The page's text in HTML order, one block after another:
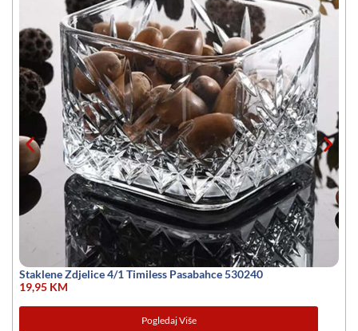
Staklene Zdjelice 4/1 Timiless Pasabahce 530240
19,95 KM
Pogledaj Više